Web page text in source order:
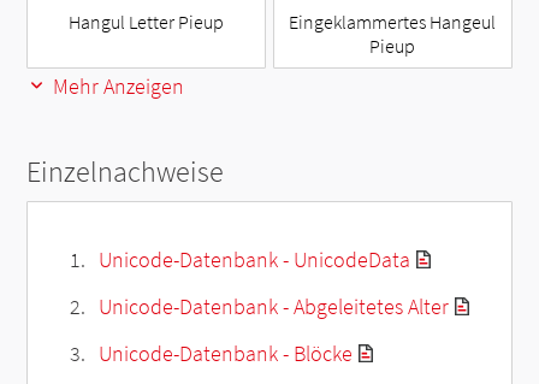
Hangul Letter Pieup
Eingeklammertes Hangeul
Pieup
Mehr Anzeigen
Einzelnachweise
Unicode-Datenbank - UnicodeData
Unicode-Datenbank - Abgeleitetes Alter
Unicode-Datenbank - Blöcke